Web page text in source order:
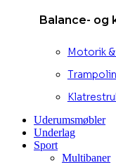
Balance- og
Motorik
Uderumsmøbler
Underlag
Sport
Multibaner